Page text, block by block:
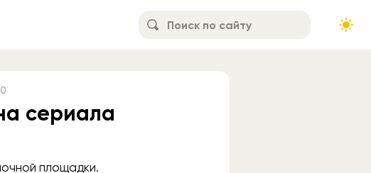
0
сериала
площадки.